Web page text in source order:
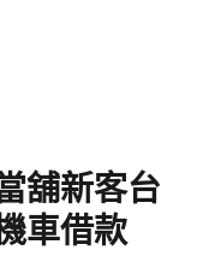
舖新客台
車借款